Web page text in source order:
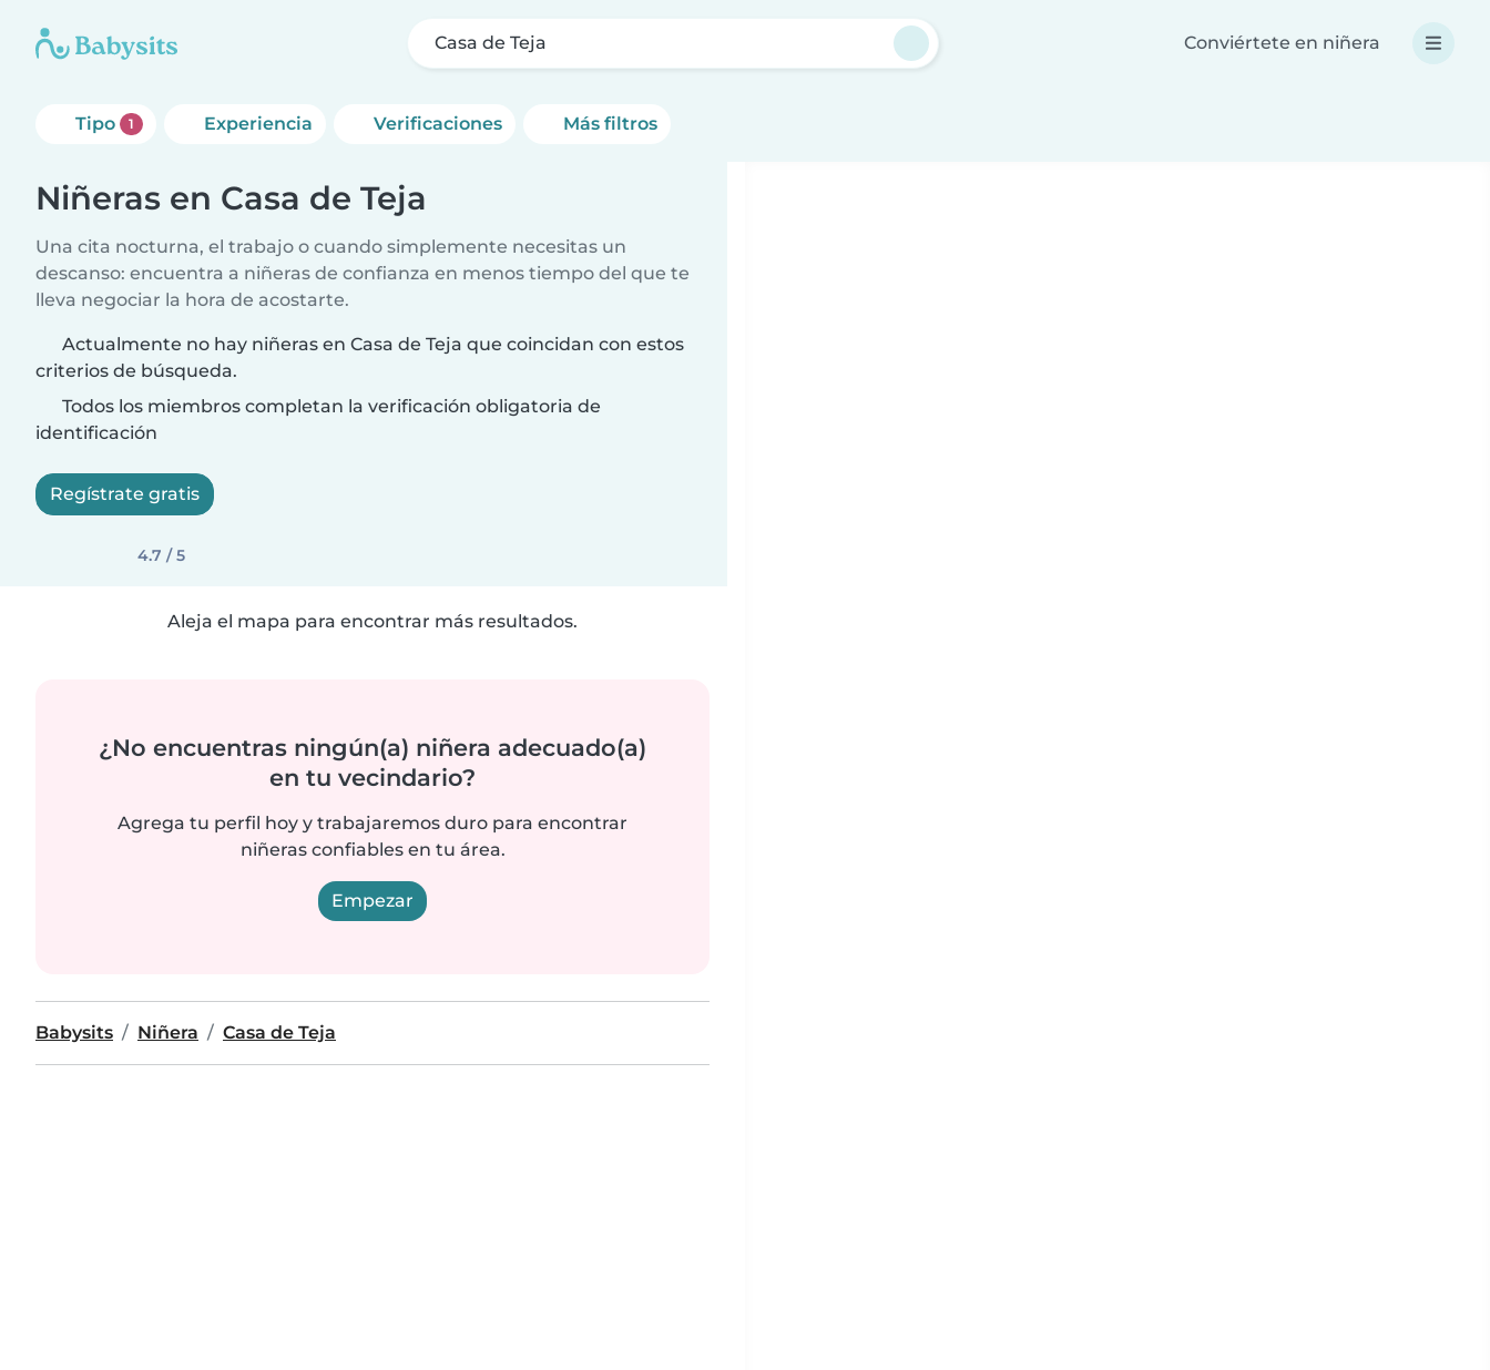
Casa de Teja Conviértete en niñera
Tipo 1 Experiencia Verificaciones Más filtros
Niñeras en Casa de Teja
Una cita nocturna, el trabajo o cuando simplemente necesitas un
descanso: encuentra a niñeras de confianza en menos tiempo del que te
lleva negociar la hora de acostarte.
Actualmente no hay niñeras en Casa de Teja que coincidan con estos
criterios de búsqueda.
Todos los miembros completan la verificación obligatoria de
identificación
Regístrate gratis
4.7 / 5
Aleja el mapa para encontrar más resultados.
¿No encuentras ningún(a) niñera adecuado(a)
en tu vecindario?
Agrega tu perfil hoy y trabajaremos duro para encontrar
niñeras confiables en tu área.
Empezar
Babysits Niñera Casa de Teja